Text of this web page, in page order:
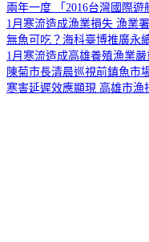
兩年一度 「2016台灣國際
1月寒流造成漁業損失 漁業
無魚可吃？海科臺博推廣永
1月寒流造成高雄養殖漁業
陳菊市長清晨巡視前鎮魚市
寒害延遲效應顯現 高雄市